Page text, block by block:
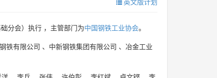
分会）执行 ，主管部门为中国钢铁工业协会。
铁有限公司 、 中新钢铁集团有限公司 、 冶金工业